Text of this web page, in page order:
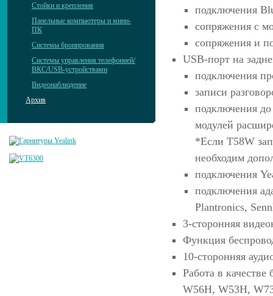
Стойки и крепления
Панельные компьютеры и мини-
ПК
Системы бронирования
Системы управления телефонией/
ВКС/USB-устройствами
Видеонаблюдение
Архив
подключения
сопряжения с
сопряжения и
USB-порт на
подключения
записи
подключения
модулей
*Если T58W
необходим
подключения
подключения
Plantronics,
3-сторонняя
Функция
10-сторонняя
Работа в
W56H, W53H,